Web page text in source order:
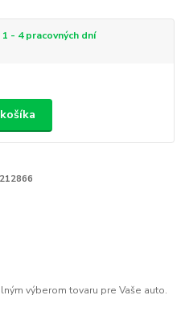
- 4 pracovných dní
výberom tovaru pre Vaše auto.